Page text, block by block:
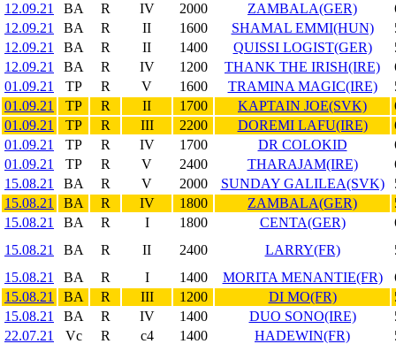
12.09.21
BA R IV 2000 ZAMBALA(GER)
12.09.21
BA R II 1600 SHAMAL EMMI(HUN)
12.09.21
BA R II 1400 QUISSI LOGIST(GER)
12.09.21
BA R IV 1200 THANK THE IRISH(IRE)
01.09.21
TP R V 1600 TRAMINA MAGIC(IRE)
01.09.21
TP R II 1700 KAPTAIN JOE(SVK)
01.09.21
TP R III 2200 DOREMI LAFU(IRE)
01.09.21
TP R IV 1700 DR COLOKID
01.09.21
TP R V 2400 THARAJAM(IRE)
15.08.21
BA R V 2000 SUNDAY GALILEA(SVK)
15.08.21
BA R IV 1800 ZAMBALA(GER)
15.08.21
BA R I 1800 CENTA(GER)
15.08.21
BA R II 2400 LARRY(FR)
15.08.21
BA R I 1400 MORITA MENANTIE(FR)
15.08.21
BA R III 1200 DI MO(FR)
15.08.21
BA R IV 1400 DUO SONO(IRE)
22.07.21
Vc R c4 1400 HADEWIN(FR)